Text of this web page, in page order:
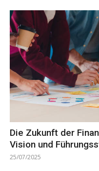
Die Zukunft der
Vision und
25/07/2025